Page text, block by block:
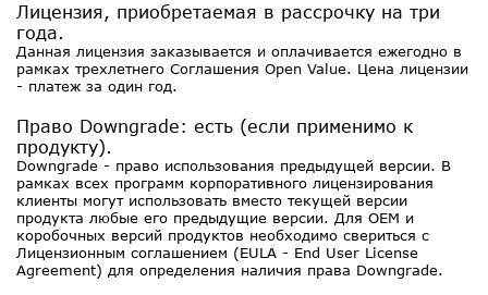
Лицензия, приобретаемая в рассрочку на три
года.
Данная лицензия заказывается и оплачивается ежегодно в
рамках трехлетнего Соглашения Open Value. Цена лицензии
- платеж за один год.
Право Downgrade: есть (если применимо к
продукту).
Downgrade - право использования предыдущей версии. В
рамках всех программ корпоративного лицензирования
клиенты могут использовать вместо текущей версии
продукта любые его предыдущие версии. Для OEM и
коробочных версий продуктов необходимо свериться с
Лицензионным соглашением (EULA - End User License
Agreement) для определения наличия права Downgrade.